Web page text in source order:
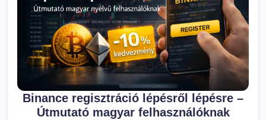
Binance regisztráció lépésről lépésre –
Útmutató magyar felhasználóknak